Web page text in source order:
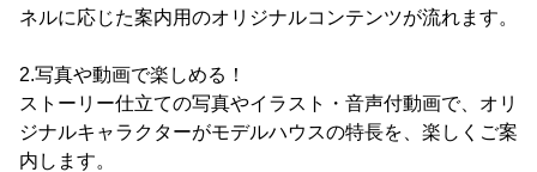
ネルに応じた案内用のオリジナルコンテンツが流れます。
2.写真や動画で楽しめる！
ストーリー仕立ての写真やイラスト・音声付動画で、オリ
ジナルキャラクターがモデルハウスの特長を、楽しくご案
内します。